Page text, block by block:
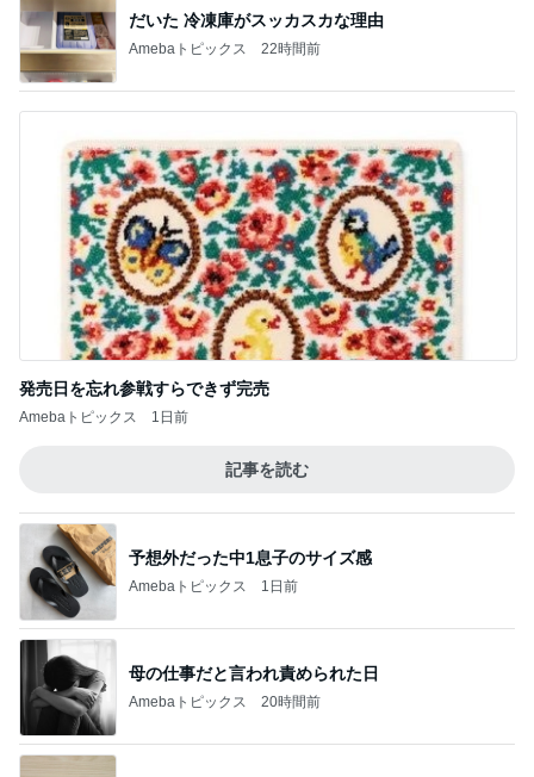
だいた 冷凍庫がスッカスカな理由
Amebaトピックス 22時間前
発売日を忘れ参戦すらできず完売
Amebaトピックス 1日前
記事を読む
予想外だった中1息子のサイズ感
Amebaトピックス 1日前
母の仕事だと言われ責められた日
Amebaトピックス 20時間前